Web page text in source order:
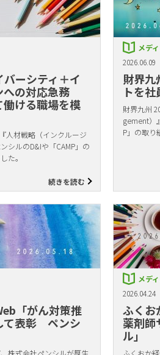
ーシティ＋イ
への対応急務
ける職場を模
人材戦略（インクルージ
シルのD&Iや「CAMP」の
た。
続きを読む
メデ
2026.06.09
財界九
トを
財界九州
gement）
P」の取
「がん対策推
て表彰 ペンシ
株式会社ペンシルが厚生
メデ
2026.04.24
ふくお
薬剤
ル」
ふくおか